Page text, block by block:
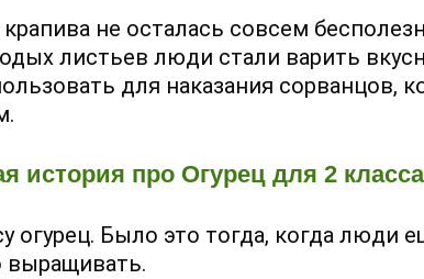
не осталась совсем
листьев люди стали варить
для наказания сорванцов,
история про Огурец для 2 класса
огурец. Было это тогда, когда люди
выращивать.